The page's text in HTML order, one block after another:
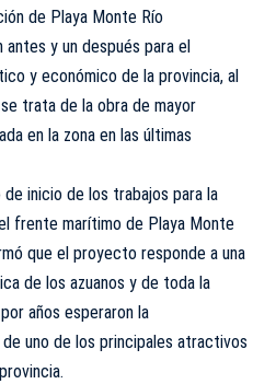
de Playa Monte Río
y un después para el
y económico de la provincia, al
trata de la obra de mayor
en la zona en las últimas
de inicio de los trabajos para la
frente marítimo de Playa Monte
que el proyecto responde a una
de los azuanos y de toda la
años esperaron la
uno de los principales atractivos